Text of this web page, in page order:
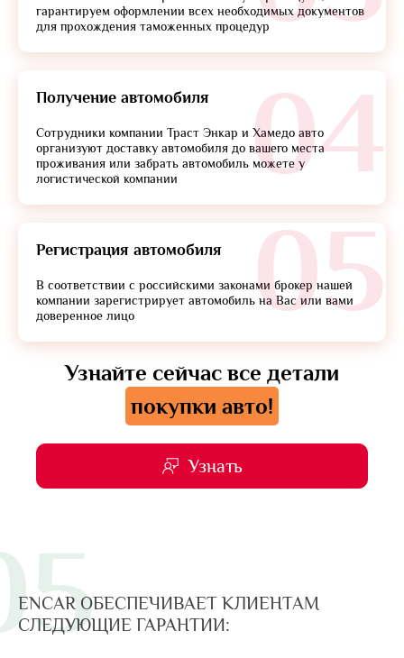
гарантируем оформлении всех необходимых документов
для прохождения таможенных процедур
04
Получение автомобиля
Сотрудники компании Траст Энкар и Хамедо авто
организуют доставку автомобиля до вашего места
проживания или забрать автомобиль можете у
логистической компании
05
Регистрация автомобиля
В соответствии с российскими законами брокер нашей
компании зарегистрирует автомобиль на Вас или вами
доверенное лицо
Узнайте сейчас все детали
покупки авто!
Узнать
ENCAR ОБЕСПЕЧИВАЕТ КЛИЕНТАМ
СЛЕДУЮЩИЕ ГАРАНТИИ: